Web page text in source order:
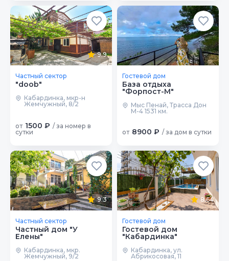
9.9
Частный сектор
"doob"
Кабардинка, мкр-н
Жемчужный, 8/2
от 1500 ₽ / за номер в
сутки
Гостевой дом
База отдыха
"Форпост-М"
Мыс Пенай, Трасса Дон
М-4 1531 км.
от 8900 ₽ / за дом в сутки
9.3
Частный сектор
Частный дом "У
Елены"
Кабардинка, мкр.
Жемчужный, 9/2
8.64
Гостевой дом
Гостевой дом
"Кабардинка"
Кабардинка, ул.
Абрикосовая, 11